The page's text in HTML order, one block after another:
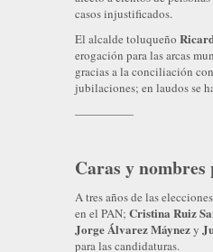
casos injustificados.
El alcalde toluqueño
erogación para las arcas
gracias a la conciliación
jubilaciones; en laudos se
—————
Caras y
A tres años de las
en el PAN; Cristina Ruiz
Jorge Álvarez Máynezy
para las candidaturas.